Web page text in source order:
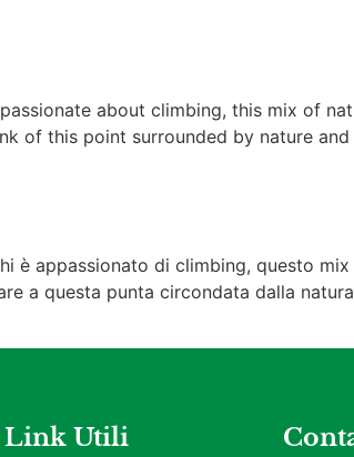
about climbing, this mix of
of this point surrounded by nature
è appassionato di climbing, questo
a questa punta circondata dalla
Link Utili